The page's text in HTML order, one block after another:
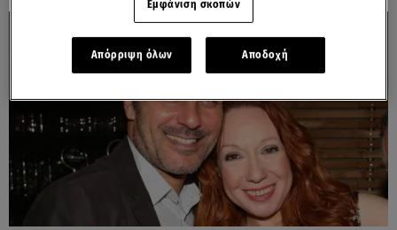
Εμφάνιση σκοπών
Απόρριψη όλων Αποδοχή